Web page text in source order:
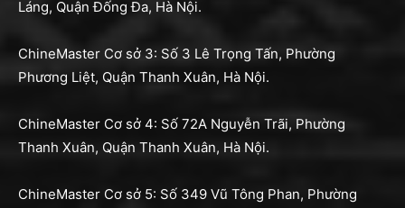
Láng, Quận Đống Đa, Hà Nội.
ChineMaster Cơ sở 3: Số 3 Lê Trọng Tấn, Phường
Phương Liệt, Quận Thanh Xuân, Hà Nội.
ChineMaster Cơ sở 4: Số 72A Nguyễn Trãi, Phường
Thanh Xuân, Quận Thanh Xuân, Hà Nội.
ChineMaster Cơ sở 5: Số 349 Vũ Tông Phan, Phường